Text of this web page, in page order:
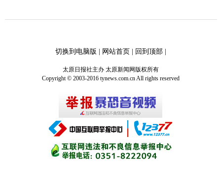
切换到电脑版 | 网站首页| 回到顶部|
太原日报社主办 太原新闻网版权所有
Copyright © 2003-2016 tynews.com.cn All rights reserved